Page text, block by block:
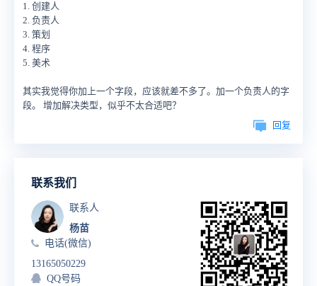
1. 创建人
2. 负责人
3. 策划
4. 程序
5. 美术
其实我觉得你加上一个字段，应该就差不多了。加一个负责人的字
段。 增加解决类型，似乎不太合适吧？
回复
联系我们
联系人
杨苗
电话(微信)
13165050229
QQ号码